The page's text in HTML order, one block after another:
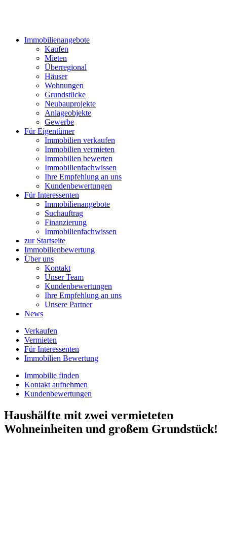
Immobilienangebote
Kaufen
Mieten
Überregional
Häuser
Wohnungen
Grundstücke
Neubauprojekte
Anlageobjekte
Gewerbe
Für Eigentümer
Immobilien verkaufen
Immobilien vermieten
Immobilien bewerten
Immobilienfachwissen
Ihre Empfehlung an uns
Kundenbewertungen
Für Interessenten
Immobilienangebote
Suchauftrag
Finanzierung
Immobilienfachwissen
zur Startseite
Immobilienbewertung
Über uns
Kontakt
Unser Team
Kundenbewertungen
Ihre Empfehlung an uns
Unsere Partner
News
Verkaufen
Vermieten
Für Interessenten
Immobilien Bewertung
Immobilie finden
Kontakt aufnehmen
Kundenbewertungen
Haushälfte mit zwei vermieteten
Wohneinheiten und großem Grundstück!